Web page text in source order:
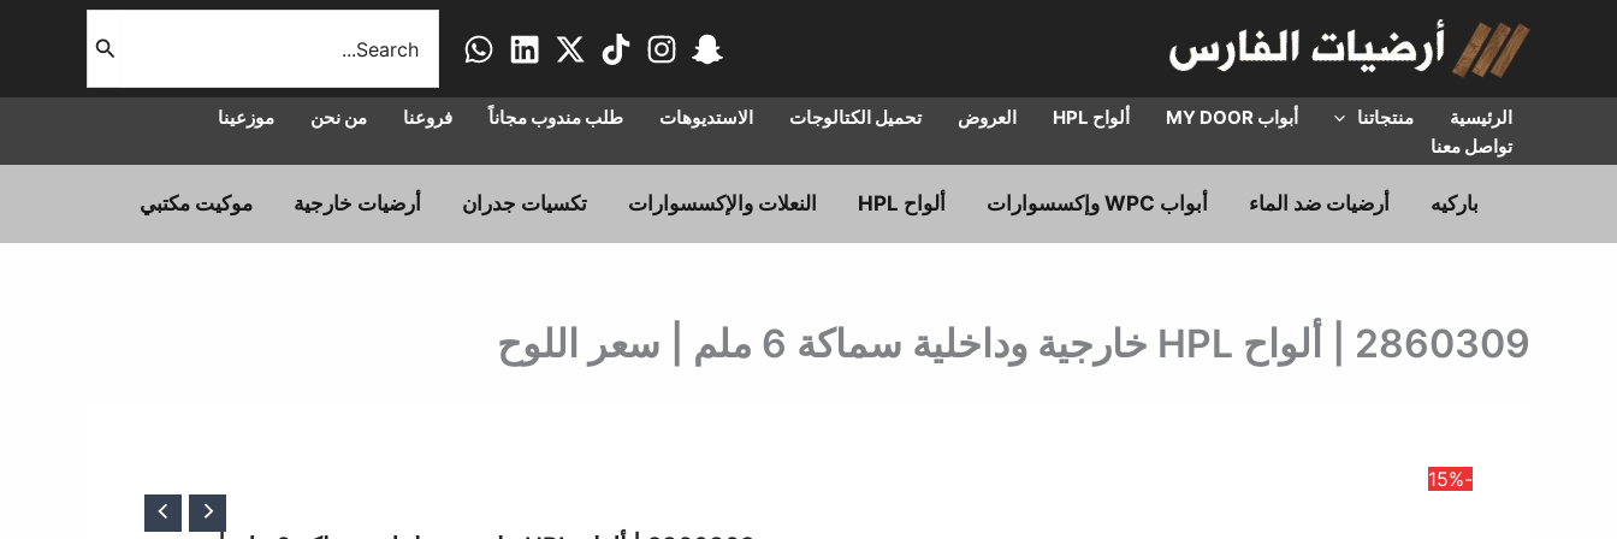
عن:
الرئيسية منتجاتنا أبواب MY DOOR ألواح HPL العروض تحميل الكتالوجات الاستديوهات طلب مندوب مجاناً فروعنا من نحن
موزعينا
تواصل معنا
باركيه أرضيات ضد الماء أبواب WPC وإكسسوارات ألواح HPL النعلات والإكسسوارات تكسيات جدران أرضيات خارجية موكيت مكتبي
2860309 | ألواح HPL خارجية وداخلية سماكة 6 ملم | سعر اللوح
-15%